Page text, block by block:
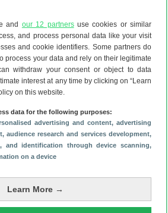
and our 12 partnersuse cookies or similar
and process personal data like your visit
and cookie identifiers. Some partners do
process your data and rely on their legitimate
withdraw your consent or object to data
interest at any time by clicking on “Learn
on this website.
data for the following purposes:
advertising and content, advertising
audience research and services development,
and identification through device scanning,
on a device
Learn More →